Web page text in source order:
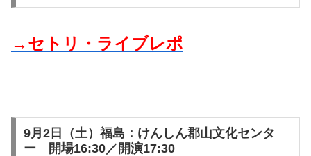
→セトリ・ライブレポ
9月2日（土）福島：けんしん郡山文化センタ
ー 開場16:30／開演17:30